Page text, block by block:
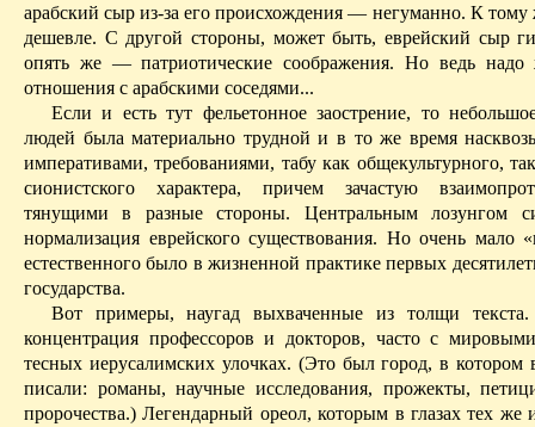
арабский сыр из-за его происхождения — негуманно. К
дешевле. С другой стороны, может быть, еврейский сыр
опять же — патриотические соображения. Но ведь
отношения с арабскими соседями...
Если и есть тут фельетонное заострение, то
людей была материально трудной и в то же время
императивами, требованиями, табу как общекультурного,
сионистского характера, причем зачастую
тянущими в разные стороны. Центральным лозунгом
нормализация еврейского существования. Но очень мало
естественного было в жизненной практике первых
государства.
Вот примеры, наугад выхваченные из толщи текста.
концентрация профессоров и докторов, часто с
тесных иерусалимских улочках. (Это был город, в котором
писали: романы, научные исследования, прожекты,
пророчества.) Легендарный ореол, которым в глазах тех же